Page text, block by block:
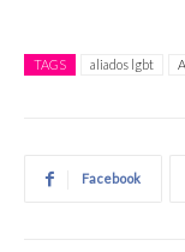
TAGS aliados lgbt
Facebook